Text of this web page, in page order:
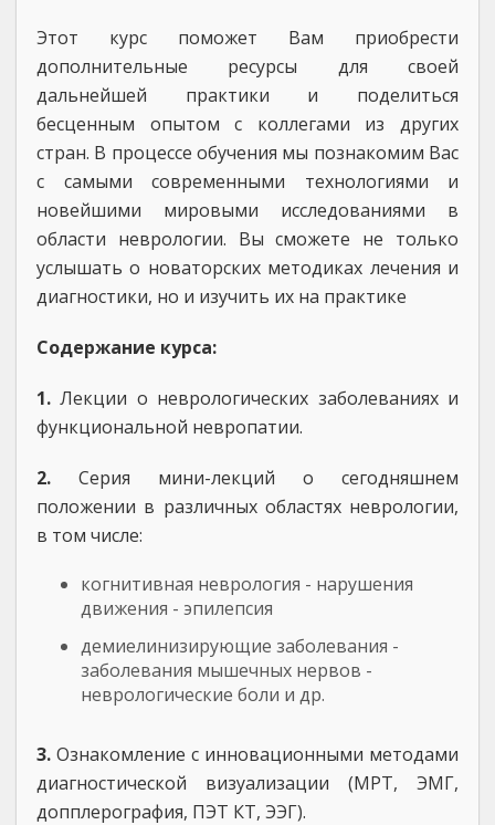
Этот курс поможет Вам приобрести
дополнительные ресурсы для своей
дальнейшей практики и поделиться
бесценным опытом с коллегами из других
стран. В процессе обучения мы познакомим Вас
с самыми современными технологиями и
новейшими мировыми исследованиями в
области неврологии. Вы сможете не только
услышать о новаторских методиках лечения и
диагностики, но и изучить их на практике
Содержание курса:
1.Лекции о неврологических заболеваниях и
функциональной невропатии.
2. Серия мини-лекций о сегодняшнем
положении в различных областях неврологии,
в том числе:
когнитивная неврология - нарушения
движения - эпилепсия
демиелинизирующие заболевания -
заболевания мышечных нервов -
неврологические боли и др.
3. Ознакомление с инновационными методами
диагностической визуализации (МРТ, ЭМГ,
допплерография, ПЭТ КТ, ЭЭГ).